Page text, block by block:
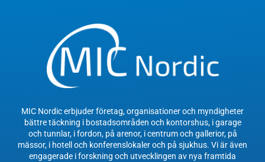
MIC Nordic erbjuder företag, organisationer och myndigheter
bättre täckning i bostadsområden och kontorshus, i garage
och tunnlar, i fordon, på arenor, i centrum och gallerior, på
mässor, i hotell och konferenslokaler och på sjukhus. Vi är även
engagerade i forskning och utvecklingen av nya framtida